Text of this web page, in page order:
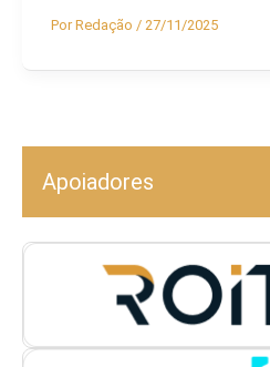
PorRedação / 27/11/2025
Apoiadores